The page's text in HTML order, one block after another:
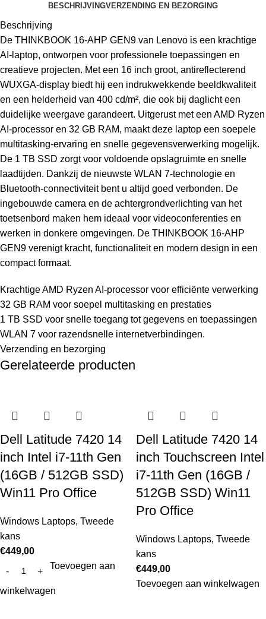
BESCHRIJVINGVERZENDING EN BEZORGING
Beschrijving
De THINKBOOK 16-AHP GEN9 van Lenovo is een krachtige
AI-laptop, ontworpen voor professionele toepassingen en
creatieve projecten. Met een 16 inch groot, antireflecterend
WUXGA-display biedt hij een indrukwekkende beeldkwaliteit
en een helderheid van 400 cd/m², die ook bij daglicht een
duidelijke weergave garandeert. Uitgerust met een AMD Ryzen
AI-processor en 32 GB RAM, maakt deze laptop een soepele
multitasking-ervaring en snelle gegevensverwerking mogelijk.
De 1 TB SSD zorgt voor voldoende opslagruimte en snelle
laadtijden. Dankzij de nieuwste WLAN 7-technologie en
Bluetooth-connectiviteit bent u altijd goed verbonden. De
ingebouwde camera en de achtergrondverlichting van het
toetsenbord maken hem ideaal voor videoconferenties en
werken in donkere omgevingen. De THINKBOOK 16-AHP
GEN9 verenigt kracht, functionaliteit en modern design in een
compact formaat.
Krachtige AMD Ryzen AI-processor voor efficiënte verwerking
32 GB RAM voor soepel multitasking en prestaties
1 TB SSD voor snelle toegang tot gegevens en toepassingen
WLAN 7 voor razendsnelle internetverbindingen.
Verzending en bezorging
Gerelateerde producten
Dell Latitude 7420 14
inch Intel i7-11th Gen
(16GB / 512GB SSD)
Win11 Pro Office
Windows Laptops, Tweede
kans
€449,00
Toevoegen aan
winkelwagen
Dell Latitude 7420 14
inch Touchscreen Intel
i7-11th Gen (16GB /
512GB SSD) Win11
Pro Office
Windows Laptops, Tweede
kans
€449,00
Toevoegen aan winkelwagen